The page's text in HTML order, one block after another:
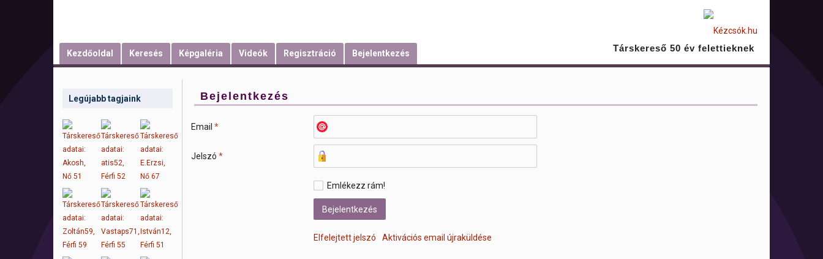
Kezdőoldal Keresés Képgaléria Videók Regisztráció Bejelentkezés Társkereső 50 év felettieknek
Legújabb tagjaink Bejelentkezés
Email *
Jelszó *
Emlékezz rám!
Elfelejtett jelszó Aktivációs email újraküldése